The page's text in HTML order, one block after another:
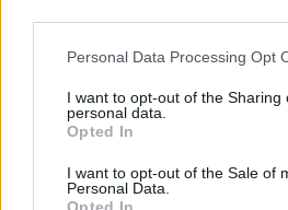
Personal Data Processing Opt
I want to opt-out of the Sharing
personal data.
Opted In
I want to opt-out of the Sale of
Personal Data.